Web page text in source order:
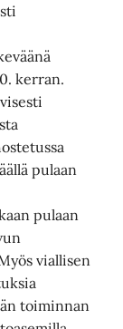
kerran.
pulaan
pulaan
viallisen
toiminnan